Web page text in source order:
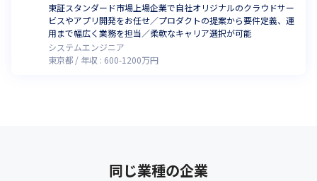
東証スタンダード市場上場企業で自社オリジナルのクラウドサー
ビスやアプリ開発をお任せ／プロダクトの提案から要件定義、運
用まで幅広く業務を担当／柔軟なキャリア選択が可能
システムエンジニア
東京都
年収 : 600-1200万円
同じ業種の企業